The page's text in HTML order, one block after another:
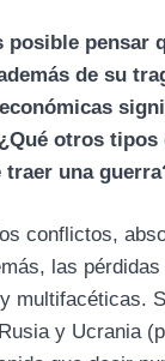
posible pensar
de su
otros tipos
traer una
conflictos,
las
multifacéticas.
y Ucrania